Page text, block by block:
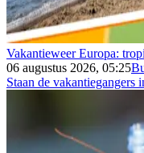
Vakantieweer Europa:
06 augustus 2026, 05:25
Staan de vakantiegangers